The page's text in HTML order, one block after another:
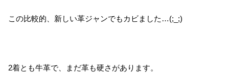
この比較的、新しい革ジャンでもカビました…(;_;)
2着とも牛革で、まだ革も硬さがあります。